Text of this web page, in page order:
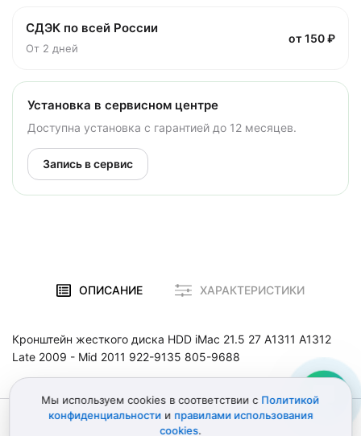
СДЭК по всей России
От 2 дней
от 150 ₽
Установка в сервисном центре
Доступна установка с гарантией до 12 месяцев.
Запись в сервис
ОПИСАНИЕ ХАРАКТЕРИСТИКИ
Кронштейн жесткого диска HDD iMac 21.5 27 A1311 A1312
Late 2009 - Mid 2011 922-9135 805-9688
© 2012–2026 Детали Эпл
Политика конфиденциальности
Пользовательское соглашение
Мы используем cookies в соответствии с Политикой
конфиденциальности и правилами использования
cookies.